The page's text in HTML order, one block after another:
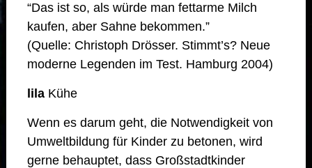
“Das ist so, als würde man fettarme Milch
kaufen, aber Sahne bekommen.”
(Quelle: Christoph Drösser. Stimmt’s? Neue
moderne Legenden im Test. Hamburg 2004)
lilaKühe
Wenn es darum geht, die Notwendigkeit von
Umweltbildung für Kinder zu betonen, wird
gerne behauptet, dass Großstadtkinder